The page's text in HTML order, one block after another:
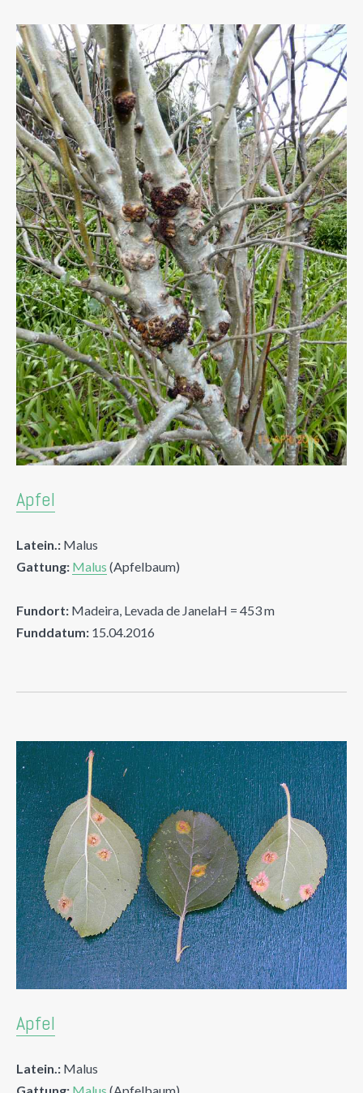
Apfel
Latein.: Malus
Gattung: Malus (Apfelbaum)
Fundort: Madeira, Levada de JanelaH = 453 m
Funddatum: 15.04.2016
Apfel
Latein.: Malus